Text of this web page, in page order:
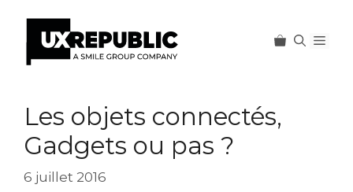
contenu
Les objets connectés,
Gadgets ou pas ?
6 juillet 2016